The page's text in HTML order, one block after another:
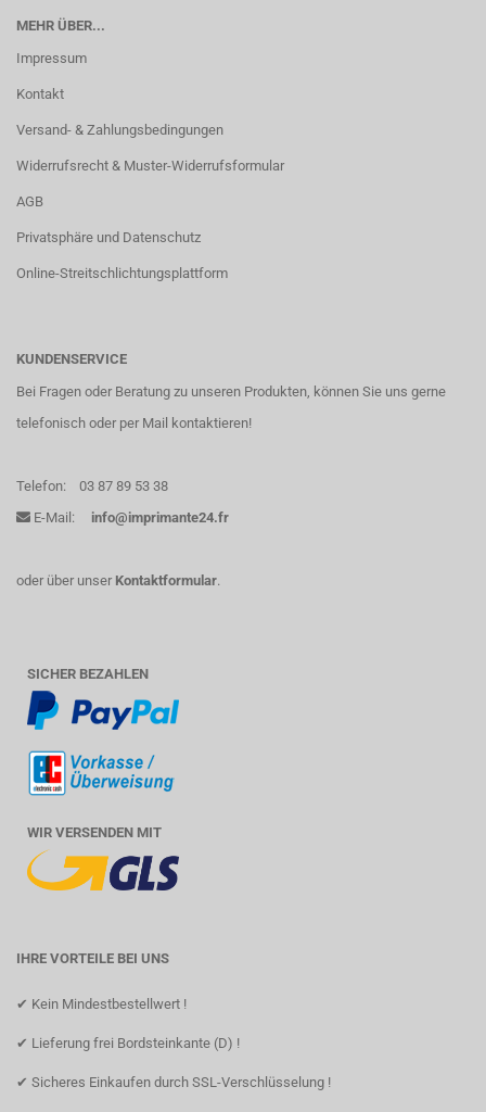
MEHR ÜBER...
Impressum
Kontakt
Versand- & Zahlungsbedingungen
Widerrufsrecht & Muster-Widerrufsformular
AGB
Privatsphäre und Datenschutz
Online-Streitschlichtungsplattform
KUNDENSERVICE
Bei Fragen oder Beratung zu unseren Produkten, können Sie uns gerne
telefonisch oder per Mail kontaktieren!
Telefon:
03 87 89 53 38
E-Mail:
info@imprimante24.fr
oder über unser Kontaktformular.
SICHER BEZAHLEN
WIR VERSENDEN MIT
IHRE VORTEILE BEI UNS
✔ Kein Mindestbestellwert !
✔ Lieferung frei Bordsteinkante (D) !
✔ Sicheres Einkaufen durch SSL-Verschlüsselung !